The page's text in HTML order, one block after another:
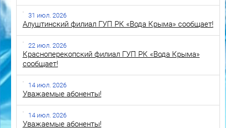
31 июл. 2026
Алуштинский филиал ГУП РК «Вода Крыма» сообщает!
22 июл. 2026
Красноперекопский филиал ГУП РК «Вода Крыма»
сообщает!
14 июл. 2026
Уважаемые абоненты!
14 июл. 2026
Уважаемые абоненты!